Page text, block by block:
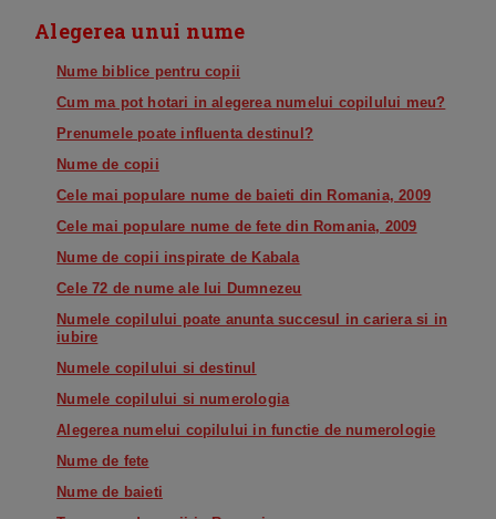
Alegerea unui nume
Nume biblice pentru copii
Cum ma pot hotari in alegerea numelui copilului meu?
Prenumele poate influenta destinul?
Nume de copii
Cele mai populare nume de baieti din Romania, 2009
Cele mai populare nume de fete din Romania, 2009
Nume de copii inspirate de Kabala
Cele 72 de nume ale lui Dumnezeu
Numele copilului poate anunta succesul in cariera si in
iubire
Numele copilului si destinul
Numele copilului si numerologia
Alegerea numelui copilului in functie de numerologie
Nume de fete
Nume de baieti